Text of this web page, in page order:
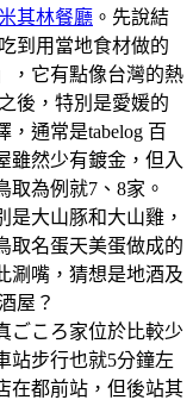
其林餐廳 。先說結
到用當地食材做的
，它有點像台灣的熱
後，特別是愛媛的
通常是tabelog 百
雖然少有鍍金，但入
為例就7、8家。
是大山豚和大山雞，
取名蛋天美蛋做成的
涮嘴，猜想是地酒及
屋？
ごころ家位於比較少
站步行也就5分鐘左
在都前站，但後站其